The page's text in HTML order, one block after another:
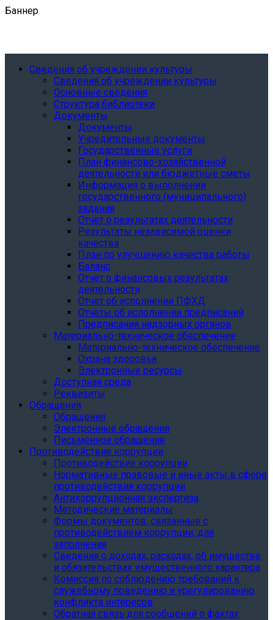
Баннер
Сведения об учреждении культуры
Сведения об учреждении культуры
Основные сведения
Структура библиотеки
Документы
Документы
Учредительные документы
Государственные услуги
План финансово-хозяйственной
деятельности или бюджетные сметы
Информация о выполнении
государственного (муниципального)
задания
Отчёт о результатах деятельности
Результаты независимой оценки
качества
План по улучшению качества работы
Баланс
Отчет о финансовых результатах
деятельности
Отчет об исполнении ПФХД
Отчеты об исполнении предписаний
Предписания надзорных органов
Материально-техническое обеспечение
Материально-техническое обеспечение
Охрана здоровья
Электронные ресурсы
Доступная среда
Реквизиты
Обращения
Обращения
Электронные обращения
Письменное обращение
Противодействие коррупции
Противодействие коррупции
Нормативные правовые и иные акты в сфере
противодействия коррупции
Антикоррупционная экспертиза
Методические материалы
Формы документов, связанные с
противодействием коррупции, для
заполнения
Сведения о доходах, расходах, об имуществе
и обязательствах имущественного характера
Комиссия по соблюдению требований к
служебному поведению и урегулированию
конфликта интересов
Обратная связь для сообщений о фактах